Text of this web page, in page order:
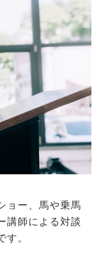
ョー、馬や乗馬
講師による対談
す。